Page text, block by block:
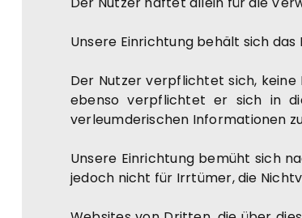
Unsere Einrichtung behält sich
Der Nutzer verpflichtet sich,
ebenso verpflichtet er sich in
verleumderischen Informationen
Unsere Einrichtung bemüht sich
jedoch nicht für Irrtümer, die